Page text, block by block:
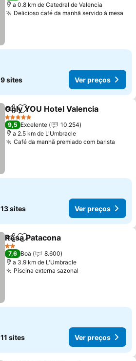
a 0.8 km de Catedral de Valencia
Delicioso café da manhã servido à mesa
9 sites Ver preços
PartilharAdicionar aos favoritos
Only YOU Hotel Valencia
5 Estrelas
9,5 Excelente
10.254
a 2.5 km de L'Umbracle
Café da manhã premiado com barista
13 sites Ver preços
PartilharAdicionar aos favoritos
Resa Patacona
2 Estrelas
7,6 Boa
8.600
a 3.9 km de L'Umbracle
Piscina externa sazonal
11 sites Ver preços